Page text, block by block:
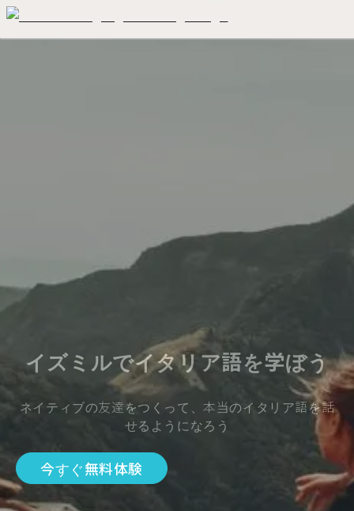
イズミルでイタリア語を学ぼう
ネイティブの友達をつくって、本当のイタリア語を話
せるようになろう
今すぐ無料体験